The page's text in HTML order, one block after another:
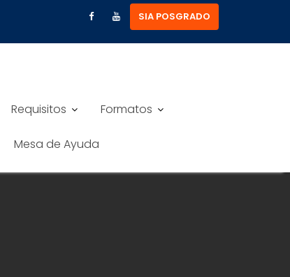
SIA POSGRADO
Requisitos Formatos
Mesa de Ayuda